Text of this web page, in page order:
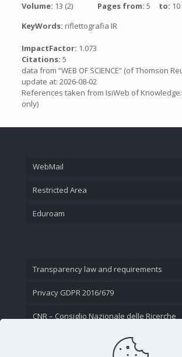
Volume: 13 (2) Pages from: 5 to: 10
KeyWords: riflettografia IR
ImpactFactor: 1.073
Citations: 5
data from “WEB OF SCIENCE” (of Thomson
update at: 2026-08-02
References taken from IsiWeb of
only)
WebMail
Restricted Area
Eduroam
Transparency law and requirements
Privacy GDPR 2016/679
CNR – Consiglio Nazionale delle Ricerche